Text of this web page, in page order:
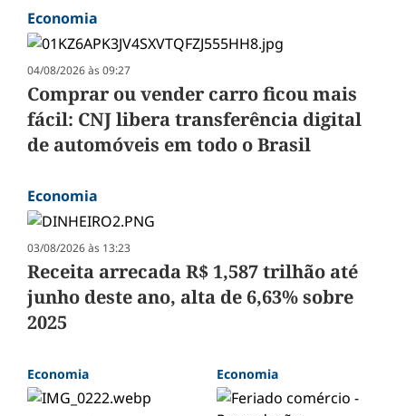
Economia
04/08/2026 às 09:27
Comprar ou vender carro ficou mais
fácil: CNJ libera transferência digital
de automóveis em todo o Brasil
Economia
03/08/2026 às 13:23
Receita arrecada R$ 1,587 trilhão até
junho deste ano, alta de 6,63% sobre
2025
Economia Economia